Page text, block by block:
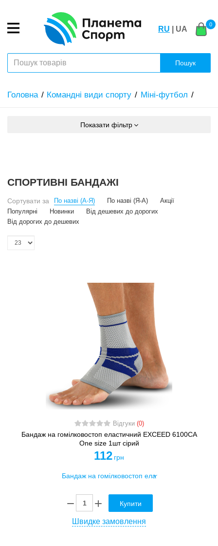
RU | UA
0
Пошук
Головна Командні види спорту Міні-футбол
Показати фільтр
СПОРТИВНІ БАНДАЖІ
Сортувати за По назві (А-Я) По назві (Я-А)
Акції
Популярні
Новинки
Від дешевих до дорогих
Від дорогих до дешевих
Відгуки (0)
Бандаж на гомілковостоп еластичний EXCEED 6100CA
One size 1шт сірий
112 грн
Купити
Швидке замовлення